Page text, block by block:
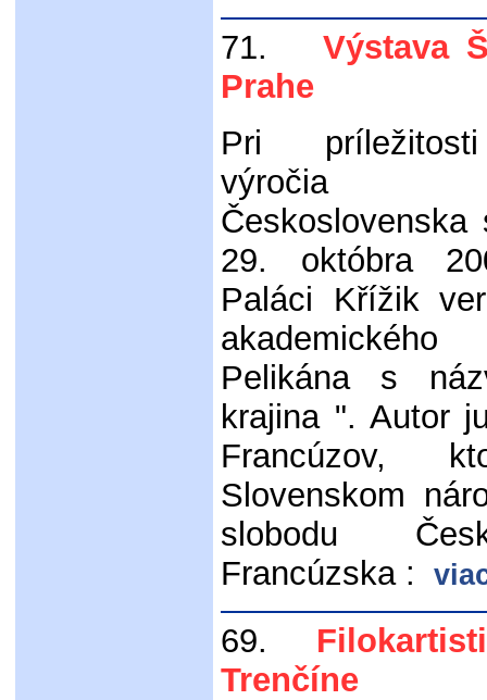
71.
Výstava
Prahe
Pri
výročia
Československa
29. októbra
Paláci Křížik
Pelikána s
krajina ". Autor
Francúzov,
Slovenskom
slobodu
Francúzska :
69.
Trenčíne